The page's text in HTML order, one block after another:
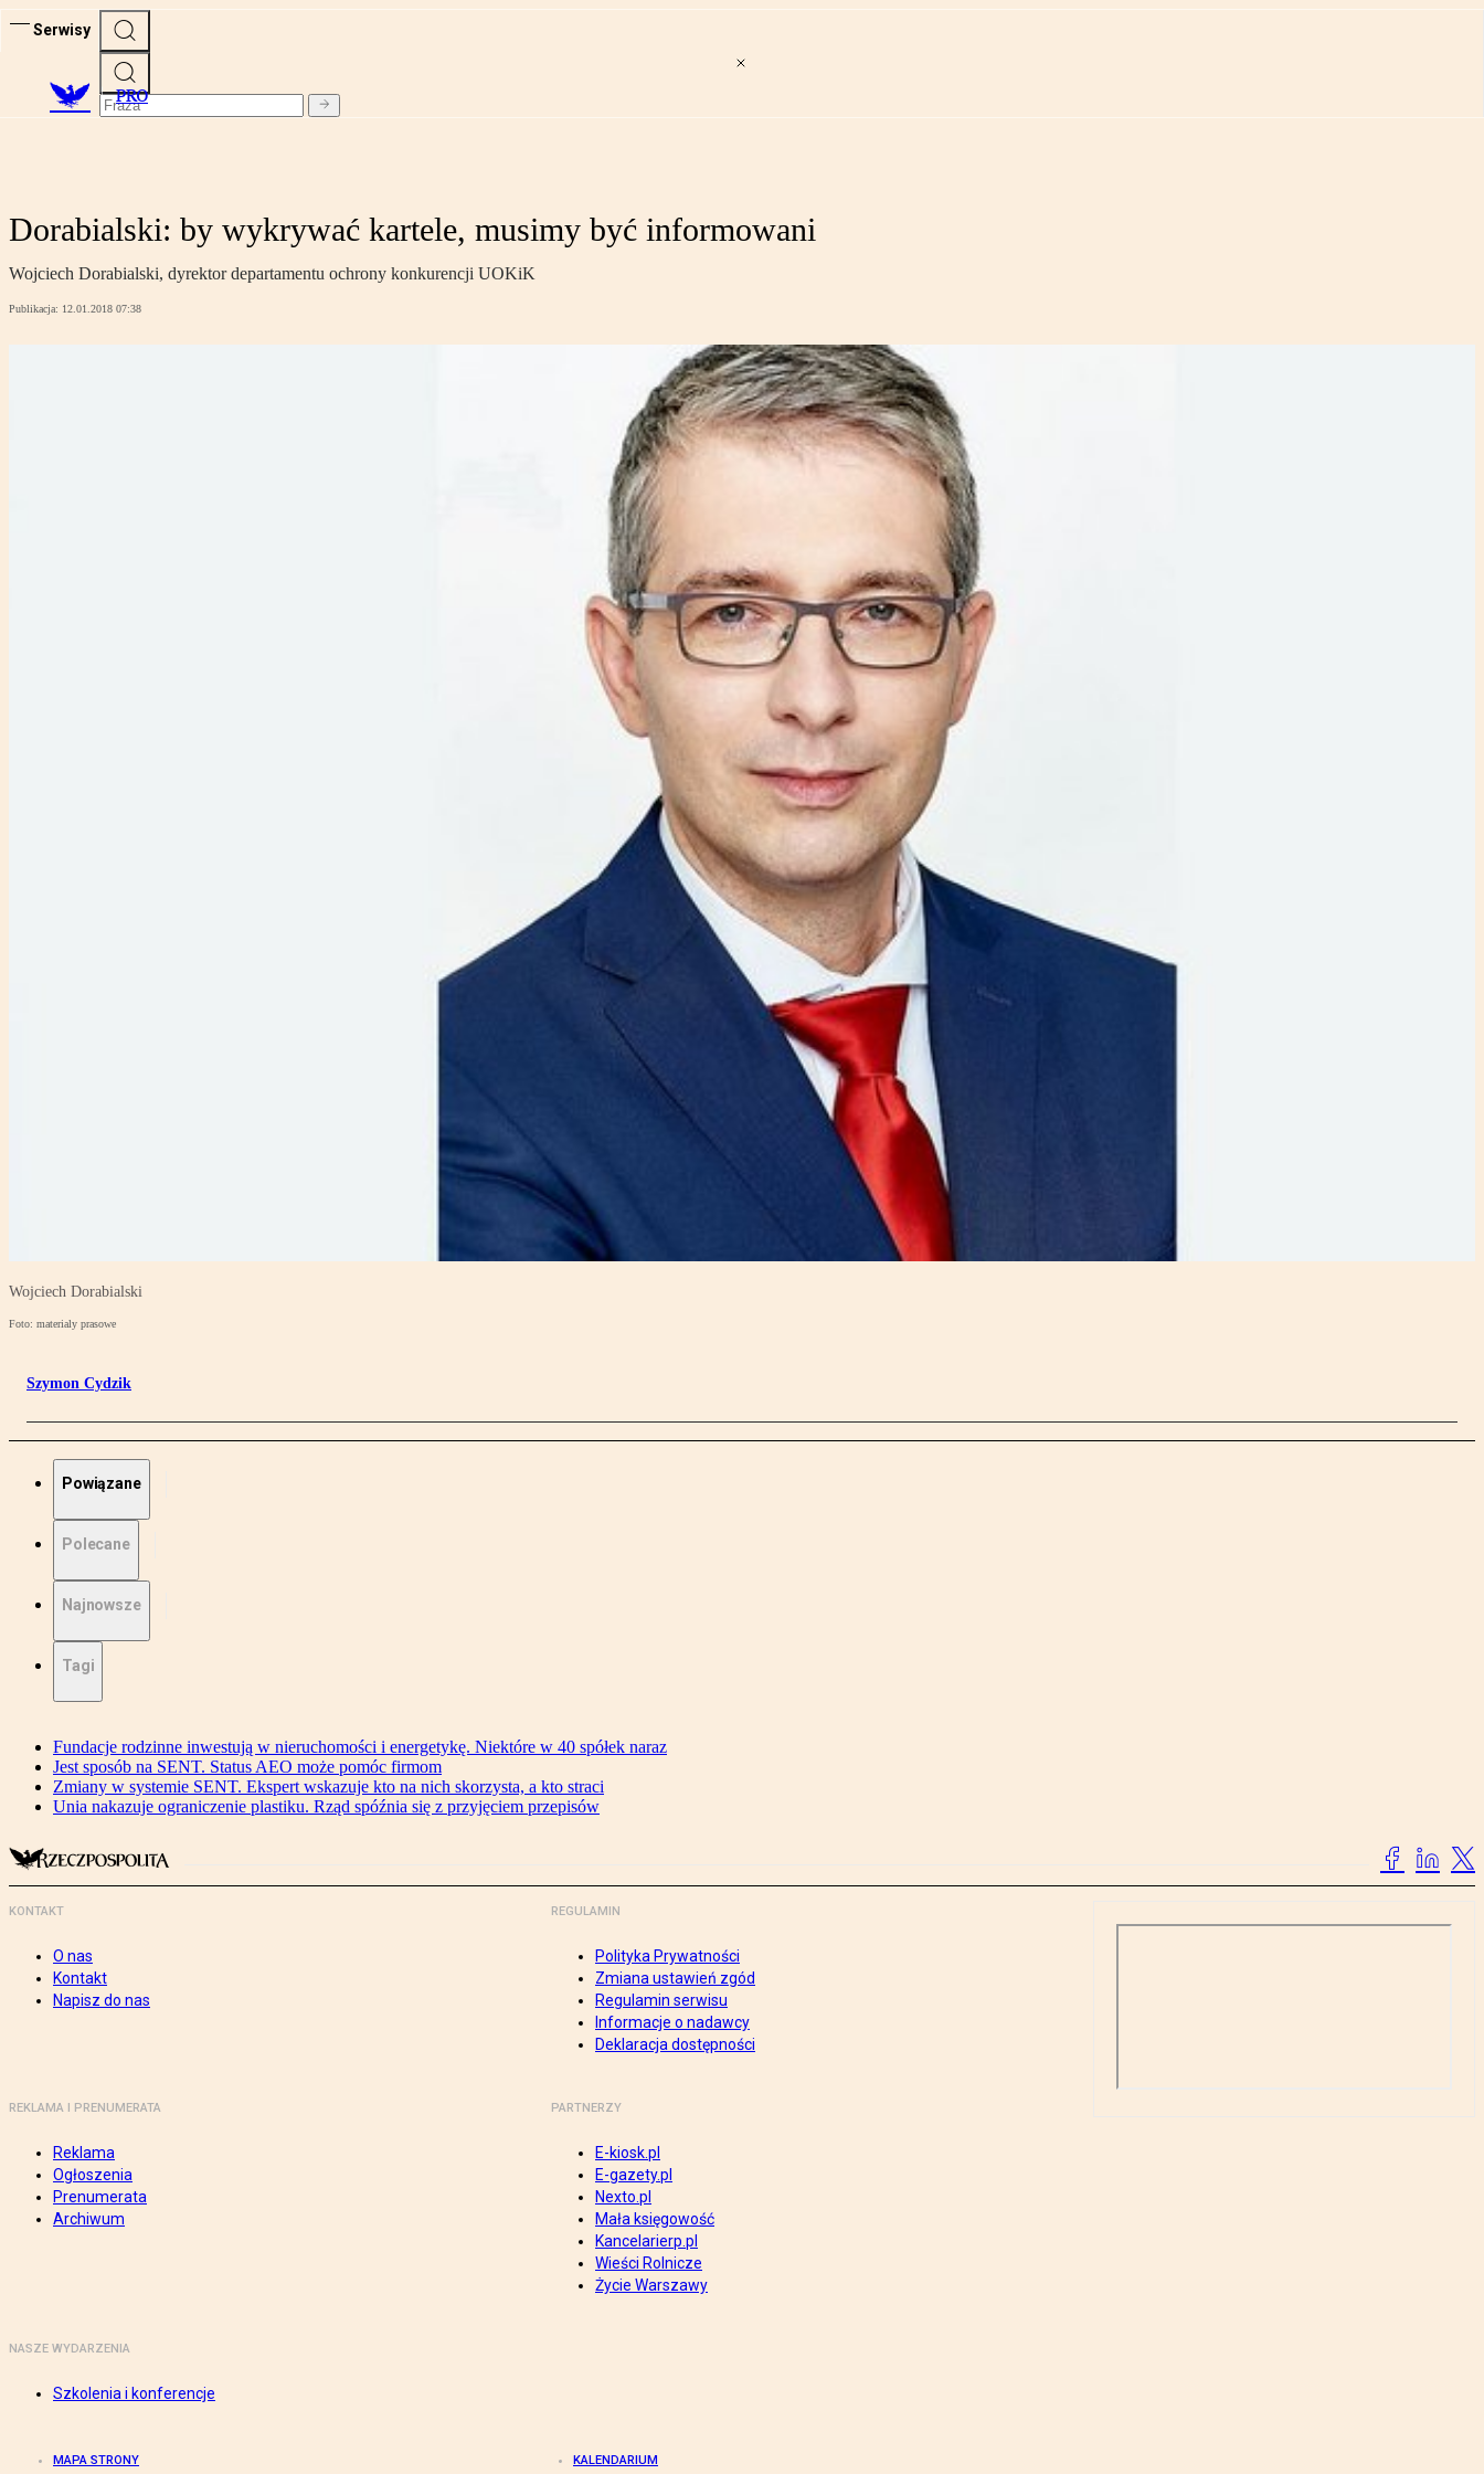
Serwisy
PRO
Dorabialski: by wykrywać kartele, musimy być informowani
Wojciech Dorabialski, dyrektor departamentu ochrony konkurencji UOKiK
Publikacja: 12.01.2018 07:38
Wojciech Dorabialski
Foto: materialy prasowe
Szymon Cydzik
Powiązane
Polecane
Najnowsze
Tagi
Fundacje rodzinne inwestują w nieruchomości i energetykę. Niektóre w 40 spółek naraz
Jest sposób na SENT. Status AEO może pomóc firmom
Zmiany w systemie SENT. Ekspert wskazuje kto na nich skorzysta, a kto straci
Unia nakazuje ograniczenie plastiku. Rząd spóźnia się z przyjęciem przepisów
KONTAKT
O nas
Kontakt
Napisz do nas
REGULAMIN
Polityka Prywatności
Zmiana ustawień zgód
Regulamin serwisu
Informacje o nadawcy
Deklaracja dostępności
REKLAMA I PRENUMERATA
Reklama
Ogłoszenia
Prenumerata
Archiwum
PARTNERZY
E-kiosk.pl
E-gazety.pl
Nexto.pl
Mała księgowość
Kancelarierp.pl
Wieści Rolnicze
Życie Warszawy
NASZE WYDARZENIA
Szkolenia i konferencje
MAPA STRONY KALENDARIUM